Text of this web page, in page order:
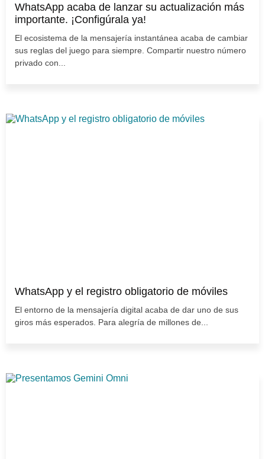
WhatsApp acaba de lanzar su actualización más
importante. ¡Configúrala ya!
El ecosistema de la mensajería instantánea acaba de cambiar
sus reglas del juego para siempre. Compartir nuestro número
privado con...
WhatsApp y el registro obligatorio de móviles
El entorno de la mensajería digital acaba de dar uno de sus
giros más esperados. Para alegría de millones de...